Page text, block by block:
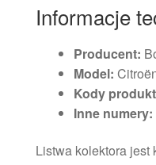
Informacje
Producent:
Model:
Kody
Inne numery:
Listwa kolektora jest